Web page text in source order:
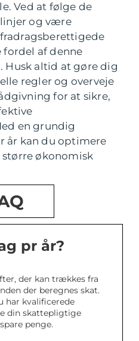
Ved at følge de
og være
af denne
altid at gøre dig
regler og overveje
for at sikre,
en grundig
år kan du optimere
økonomisk
pr år?
der kan trækkes fra
der beregnes skat.
har kvalificerede
din skattepligtige
penge.